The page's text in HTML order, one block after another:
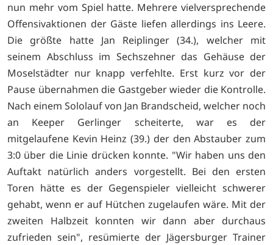
nun mehr vom Spiel hatte. Mehrere vielversprechende
Offensivaktionen der Gäste liefen allerdings ins Leere.
Die größte hatte Jan Reiplinger (34.), welcher mit
seinem Abschluss im Sechszehner das Gehäuse der
Moselstädter nur knapp verfehlte. Erst kurz vor der
Pause übernahmen die Gastgeber wieder die Kontrolle.
Nach einem Sololauf von Jan Brandscheid, welcher noch
an Keeper Gerlinger scheiterte, war es der
mitgelaufene Kevin Heinz (39.) der den Abstauber zum
3:0 über die Linie drücken konnte. "Wir haben uns den
Auftakt natürlich anders vorgestellt. Bei den ersten
Toren hätte es der Gegenspieler vielleicht schwerer
gehabt, wenn er auf Hütchen zugelaufen wäre. Mit der
zweiten Halbzeit konnten wir dann aber durchaus
zufrieden sein", resümierte der Jägersburger Trainer